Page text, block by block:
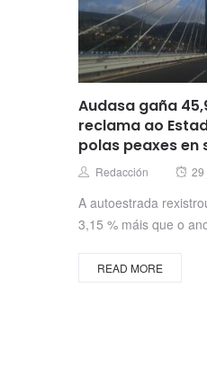
Audasa gaña
reclama ao
polas peaxes en
Author
Redacción 29
A autoestrada
3,15 % máis que o
READ MORE